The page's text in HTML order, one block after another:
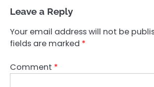
Leave a Reply
Your email address will not be
fields are marked *
Comment *